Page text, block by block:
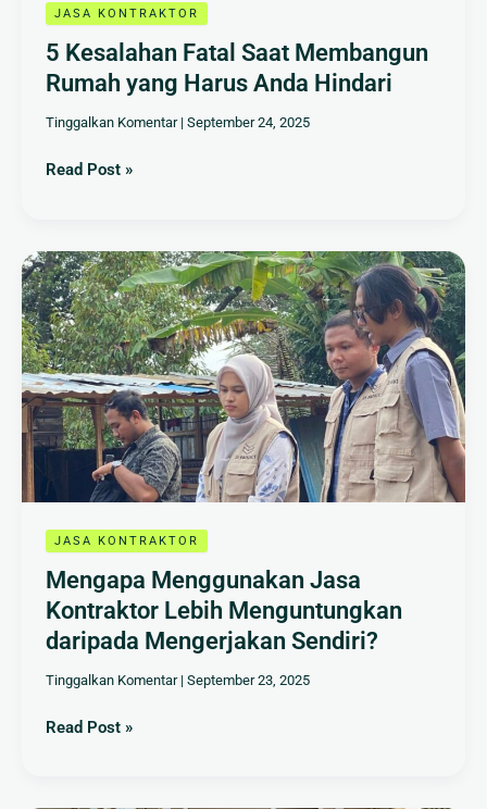
JASA KONTRAKTOR
5 Kesalahan Fatal Saat Membangun
Rumah yang Harus Anda Hindari
Tinggalkan Komentar | September 24, 2025
Read Post »
JASA KONTRAKTOR
Mengapa Menggunakan Jasa
Kontraktor Lebih Menguntungkan
daripada Mengerjakan Sendiri?
Tinggalkan Komentar | September 23, 2025
Mengapa
Menggunakan
Jasa
Kontraktor
Lebih
Menguntungkan
daripada
Mengerjakan
Sendiri?
Read Post »